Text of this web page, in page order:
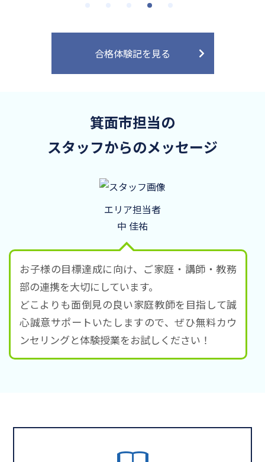
合格体験記を見る
箕面市担当の
スタッフからのメッセージ
エリア担当者
中 佳祐
お子様の目標達成に向け、ご家庭・講師・教務
部の連携を大切にしています。
どこよりも面倒見の良い家庭教師を目指して誠
心誠意サポートいたしますので、ぜひ無料カウ
ンセリングと体験授業をお試しください！